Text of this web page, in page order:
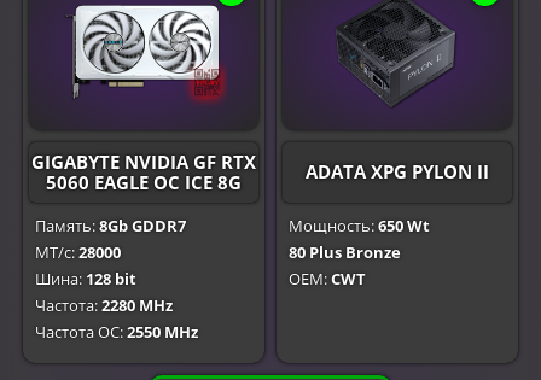
GIGABYTE NVIDIA GF RTX
5060 EAGLE OC ICE 8G
Память:8Gb GDDR7
МТ/с:28000
Шина: 128 bit
Частота:2280 MHz
Частота OC:2550 MHz
ADATA XPG PYLON II
Мощность:650 Wt
80 Plus Bronze
OEM:CWT